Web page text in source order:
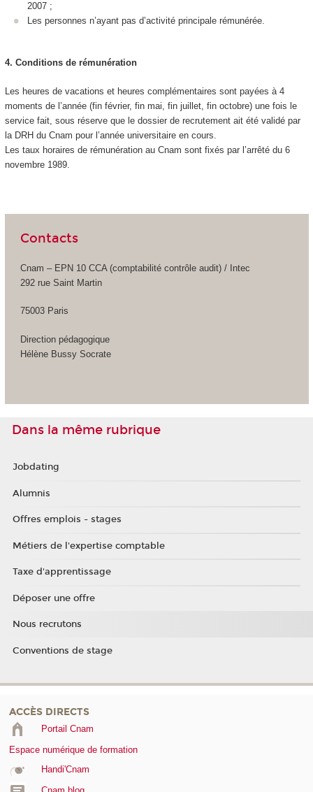
2007 ;
Les personnes n’ayant pas d’activité principale rémunérée.
4. Conditions de rémunération
Les heures de vacations et heures complémentaires sont payées à 4
moments de l’année (fin février, fin mai, fin juillet, fin octobre) une fois le
service fait, sous réserve que le dossier de recrutement ait été validé par
la DRH du Cnam pour l’année universitaire en cours.
Les taux horaires de rémunération au Cnam sont fixés par l’arrêté du 6
novembre 1989.
Contacts
Cnam – EPN 10 CCA (comptabilité contrôle audit) / Intec
292 rue Saint Martin
75003 Paris
Direction pédagogique
Hélène Bussy Socrate
Dans la même rubrique
Jobdating
Alumnis
Offres emplois - stages
Métiers de l'expertise comptable
Taxe d'apprentissage
Déposer une offre
Nous recrutons
Conventions de stage
ACCÈS DIRECTS
Portail Cnam
Espace numérique de formation
Handi'Cnam